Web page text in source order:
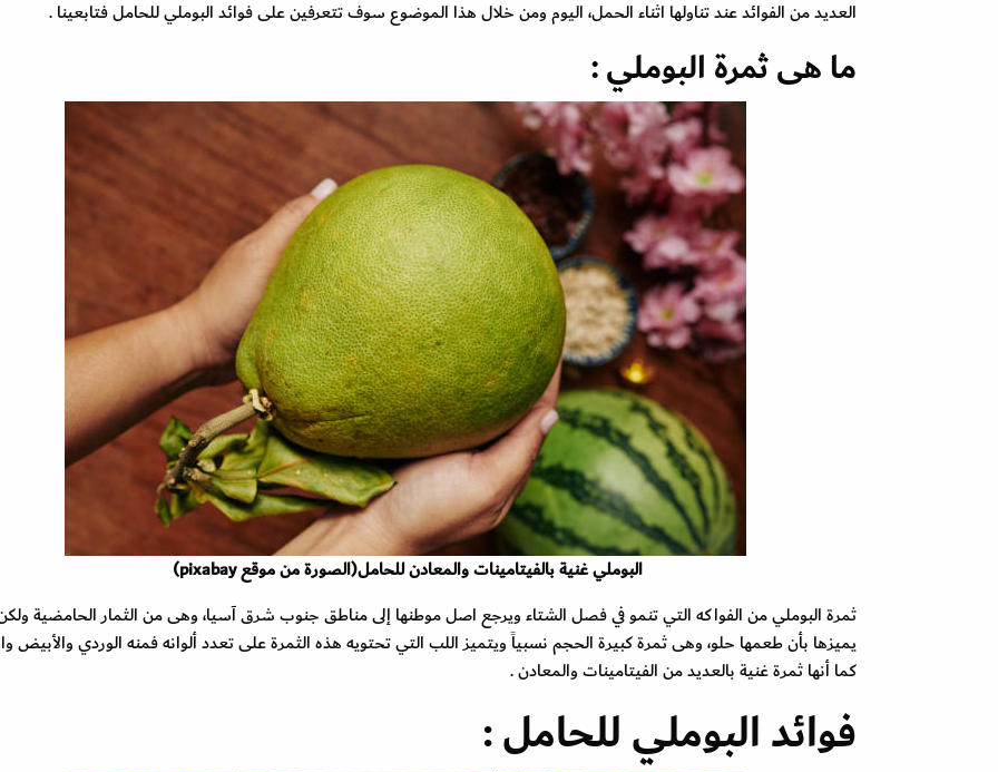
العديد من الفوائد عند تناولها اثناء الحمل، اليوم ومن خلال هذا الموضوع سوف تتعرفين على فوائد البوملي للحامل فتابعينا .
ما هى ثمرة البوملي :
البوملي غنية بالفيتامينات والمعادن للحامل(الصورة من موقع pixabay)
ثمرة البوملي من الفواكه التي تنمو في فصل الشتاء ويرجع اصل موطنها إلى مناطق جنوب شرق آسيا، وهى من الثمار الحامضية
يميزها بأن طعمها حلو، وهى ثمرة كبيرة الحجم نسبياً ويتميز اللب التي تحتويه هذه الثمرة على تعدد ألوانه فمنه الوردي والأبيض
كما أنها ثمرة غنية بالعديد من الفيتامينات والمعادن .
فوائد البوملي للحامل :